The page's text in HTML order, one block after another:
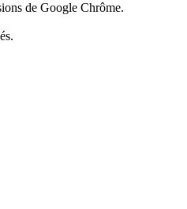
de Google Chrôme.